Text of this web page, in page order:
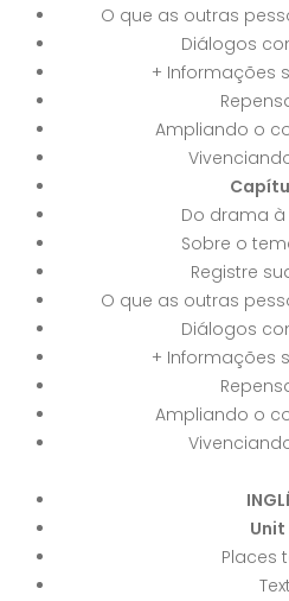
O que as outras
Diálogos
+ Informações
Ampliando o
Do drama
Sobre o
Registre
O que as outras
Diálogos
+ Informações
Ampliando o
Unit
Places
Text